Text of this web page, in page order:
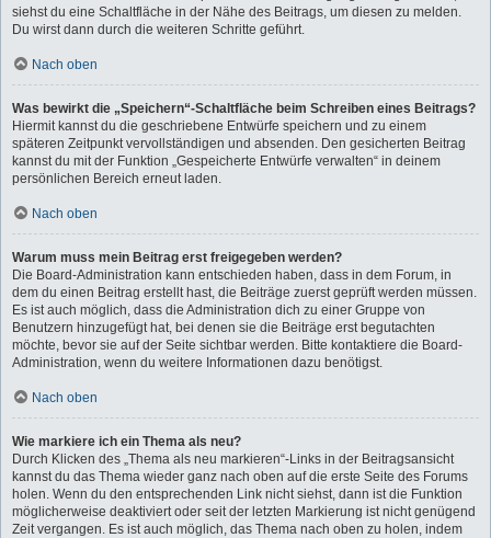
siehst du eine Schaltfläche in der Nähe des Beitrags, um diesen zu melden.
Du wirst dann durch die weiteren Schritte geführt.
Nach oben
Was bewirkt die „Speichern“-Schaltfläche beim Schreiben eines Beitrags?
Hiermit kannst du die geschriebene Entwürfe speichern und zu einem
späteren Zeitpunkt vervollständigen und absenden. Den gesicherten Beitrag
kannst du mit der Funktion „Gespeicherte Entwürfe verwalten“ in deinem
persönlichen Bereich erneut laden.
Nach oben
Warum muss mein Beitrag erst freigegeben werden?
Die Board-Administration kann entschieden haben, dass in dem Forum, in
dem du einen Beitrag erstellt hast, die Beiträge zuerst geprüft werden müssen.
Es ist auch möglich, dass die Administration dich zu einer Gruppe von
Benutzern hinzugefügt hat, bei denen sie die Beiträge erst begutachten
möchte, bevor sie auf der Seite sichtbar werden. Bitte kontaktiere die Board-
Administration, wenn du weitere Informationen dazu benötigst.
Nach oben
Wie markiere ich ein Thema als neu?
Durch Klicken des „Thema als neu markieren“-Links in der Beitragsansicht
kannst du das Thema wieder ganz nach oben auf die erste Seite des Forums
holen. Wenn du den entsprechenden Link nicht siehst, dann ist die Funktion
möglicherweise deaktiviert oder seit der letzten Markierung ist nicht genügend
Zeit vergangen. Es ist auch möglich, das Thema nach oben zu holen, indem